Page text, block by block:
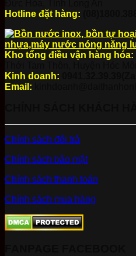
Hotline đặt hàng:
Kho tổng điều vận hàng hóa:
Kinh doanh:
Email:
Chính sách đổi trả
Chính sách bảo mật
Chính sách thanh toán
Chính sách mua hàng